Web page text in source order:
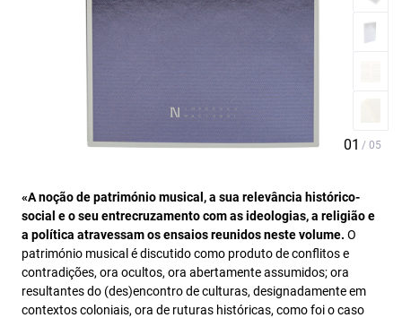
«A noção de património musical, a sua relevância histórico-
social e o seu entrecruzamento com as ideologias, a religião e
a política atravessam os ensaios reunidos neste volume. O
património musical é discutido como produto de conflitos e
contradições, ora ocultos, ora abertamente assumidos; ora
resultantes do (des)encontro de culturas, designadamente em
contextos coloniais, ora de ruturas históricas, como foi o caso